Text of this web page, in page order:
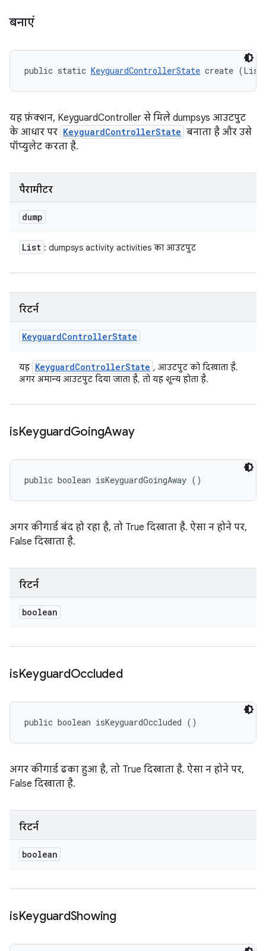
बनाएं
public static KeyguardControllerState create
यह फ़ंक्शन, KeyguardController से मिले dumpsys आउटपुट
के आधार पर KeyguardControllerState बनाता है और उसे
पॉप्युलेट करता है.
पैरामीटर
dump
List : dumpsys activity activities का आउटपुट
रिटर्न
KeyguardControllerState
यह KeyguardControllerState , आउटपुट को दिखाता है.
अगर अमान्य आउटपुट दिया जाता है, तो यह शून्य होता है.
isKeyguardGoingAway
public boolean isKeyguardGoingAway ()
अगर कीगार्ड बंद हो रहा है, तो True दिखाता है. ऐसा न होने पर,
False दिखाता है.
रिटर्न
boolean
isKeyguardOccluded
public boolean isKeyguardOccluded ()
अगर कीगार्ड ढका हुआ है, तो True दिखाता है. ऐसा न होने पर,
False दिखाता है.
रिटर्न
boolean
isKeyguardShowing